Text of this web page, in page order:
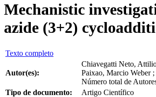
Mechanistic
azide (3+2)
Texto completo
Autor(es):
Chiavegatti Neto,
Paixao, Marcio Weber
Número total de
Tipo de documento:
Artigo Científico